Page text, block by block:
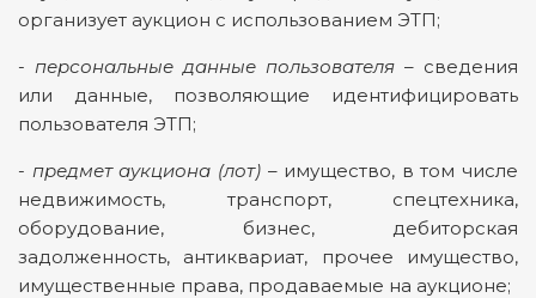
организует аукцион c использованием ЭТП;
- персональные данные пользователя – сведения
или данные, позволяющие идентифицировать
пользователя ЭТП;
- предмет аукциона (лот)– имущество, в том числе
недвижимость, транспорт, спецтехника,
оборудование, бизнес, дебиторская
задолженность, антиквариат, прочее имущество,
имущественные права, продаваемые на аукционе;